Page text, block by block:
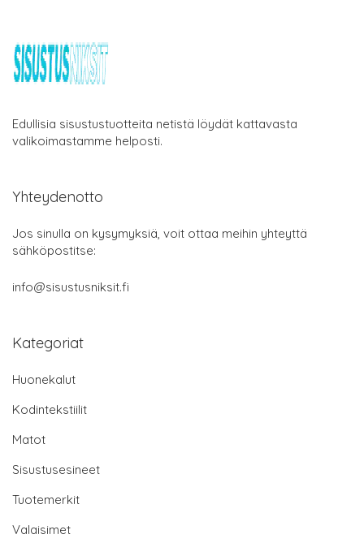
Edullisia sisustustuotteita netistä löydät kattavasta
valikoimastamme helposti.
Yhteydenotto
Jos sinulla on kysymyksiä, voit ottaa meihin yhteyttä
sähköpostitse:
info@sisustusniksit.fi
Kategoriat
Huonekalut
Kodintekstiilit
Matot
Sisustusesineet
Tuotemerkit
Valaisimet